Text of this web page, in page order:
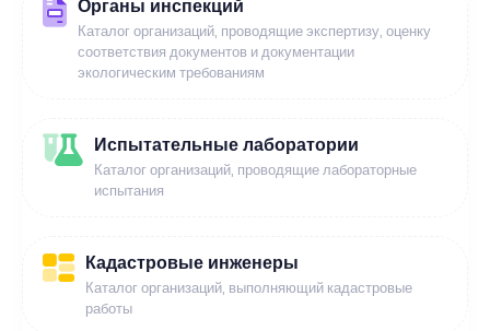
Органы инспекций
Каталог организаций, проводящие экспертизу, оценку
соответствия документов и документации
экологическим требованиям
Испытательные лаборатории
Каталог организаций, проводящие лабораторные
испытания
Кадастровые инженеры
Каталог организаций, выполняющий кадастровые
работы